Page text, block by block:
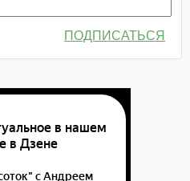
ПОДПИСАТЬСЯ